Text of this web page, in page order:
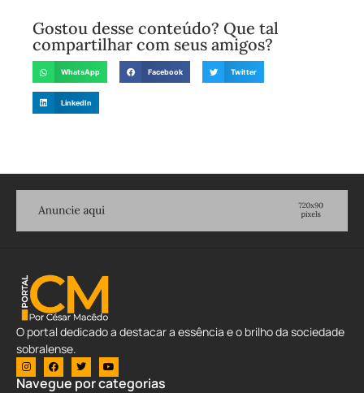
Gostou desse conteúdo? Que tal
compartilhar com seus amigos?
WhatsApp Facebook Twitter
LinkedIn
O portal dedicado a destacar a essência e o brilho da sociedade
sobralense.
Navegue por categorias